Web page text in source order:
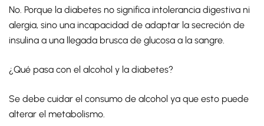
No. Porque la diabetes no significa intolerancia digestiva ni
alergia, sino una incapacidad de adaptar la secreción de
insulina a una llegada brusca de glucosa a la sangre.
¿Qué pasa con el alcohol y la diabetes?
Se debe cuidar el consumo de alcohol ya que esto puede
alterar el metabolismo.